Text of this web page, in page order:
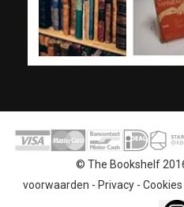
© The Bookshelf
voorwaarden - Privacy- Cookies